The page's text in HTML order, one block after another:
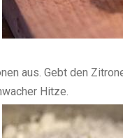
aus. Gebt den
Hitze.